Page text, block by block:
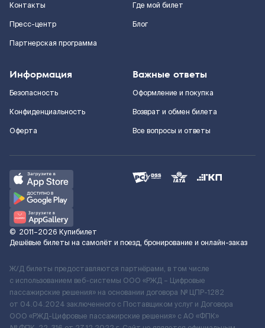
Контакты
Пресс-центр
Партнерская программа
Где мой билет
Блог
Информация
Безопасность
Конфиденциальность
Оферта
Важные ответы
Оформление и покупка
Возврат и обмен билета
Все вопросы и ответы
© 2011–2026 Купибилет
Дешёвые билеты на самолёт и поезд, бронирование и онлайн-заказ
Ж/Д билеты предоставляются партнёрами, в том числе
с использованием веб-системы ООО «РЖД – Цифровые
пассажирские решения» на основании договора № ЦПР-1282
от 04.04.2024 заключенного с Поставщиком услуг и Договора
ООО «РЖД-Цифровые пассажирские решения» c АО «ФПК»